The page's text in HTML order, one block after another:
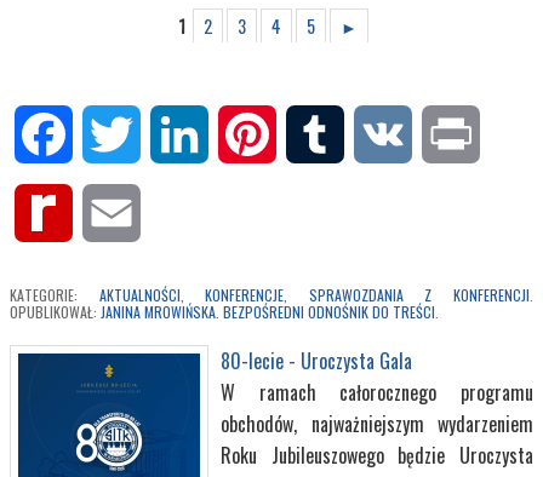
1 2 3 4 5 ►
Facebook Twitter LinkedIn Pinterest Tumblr VK
Rediff
KATEGORIE: AKTUALNOŚCI,KONFERENCJE, SPRAWOZDANIA Z KONFERENCJI.
OPUBLIKOWAŁ: JANINA MROWIŃSKA. BEZPOŚREDNI ODNOŚNIK DO TREŚCI.
80-lecie - Uroczysta Gala
W ramach całorocznego programu
obchodów, najważniejszym wydarzeniem
Roku Jubileuszowego będzie Uroczysta